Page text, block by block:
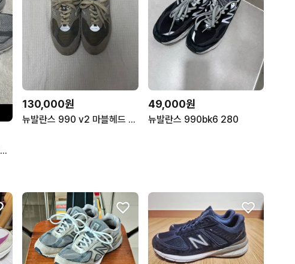
뉴발란스(GC990GR4)240사이즈
130,000원
뉴발란스 990 v2 마블헤드 인센스 275
49,000원
뉴발란스 990bk6 280